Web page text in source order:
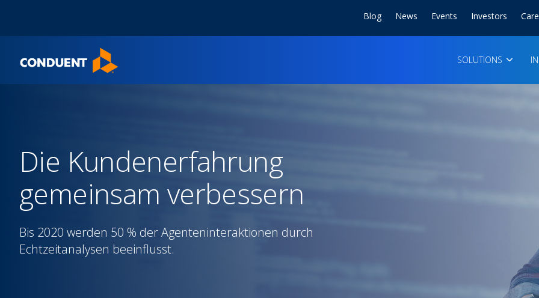
SOLUTIONS
Blog News Events Investors
Die Kundenerfahrung
gemeinsam verbessern
Bis 2020 werden 50 % der Agenteninteraktionen durch
Echtzeitanalysen beeinflusst.